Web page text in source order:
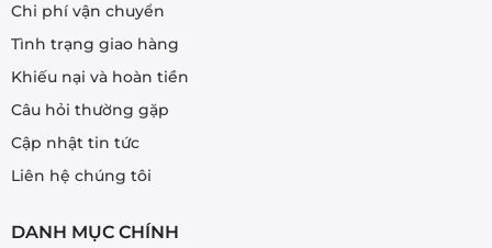
Chi phí vận chuyển
Tình trạng giao hàng
Khiếu nại và hoàn tiền
Câu hỏi thường gặp
Cập nhật tin tức
Liên hệ chúng tôi
DANH MỤC CHÍNH